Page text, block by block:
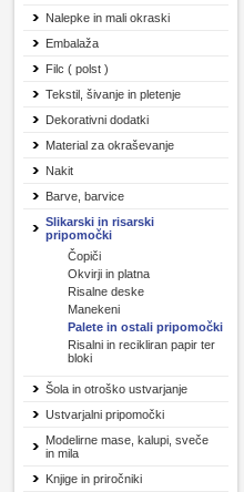
Nalepke in mali okraski
Embalaža
Filc ( polst )
Tekstil, šivanje in pletenje
Dekorativni dodatki
Material za okraševanje
Nakit
Barve, barvice
Slikarski in risarski
pripomočki
Čopiči
Okvirji in platna
Risalne deske
Manekeni
Palete in ostali pripomočki
Risalni in recikliran papir ter
bloki
Šola in otroško ustvarjanje
Ustvarjalni pripomočki
Modelirne mase, kalupi, sveče
in mila
Knjige in priročniki